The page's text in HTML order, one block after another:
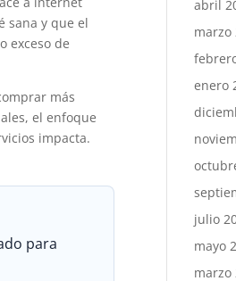
sana y que el
o exceso de
más
el enfoque
impacta.
para
abril
marzo
enero
julio
mayo
marzo